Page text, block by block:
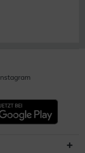
Instagram